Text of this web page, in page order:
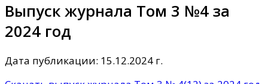
Выпуск журнала Том 3 №4 за
2024 год
Дата публикации: 15.12.2024 г.